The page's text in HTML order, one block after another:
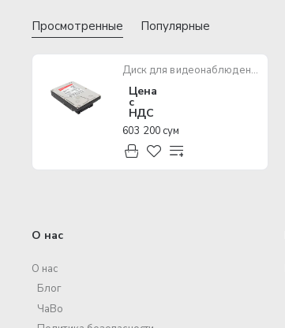
Просмотренные Популярные
Диск для видеонаблюдения Toshiba - HDD - DT01ABA100V
Цена
с
НДС
603 200 сум
О нас
О нас
Блог
ЧаВо